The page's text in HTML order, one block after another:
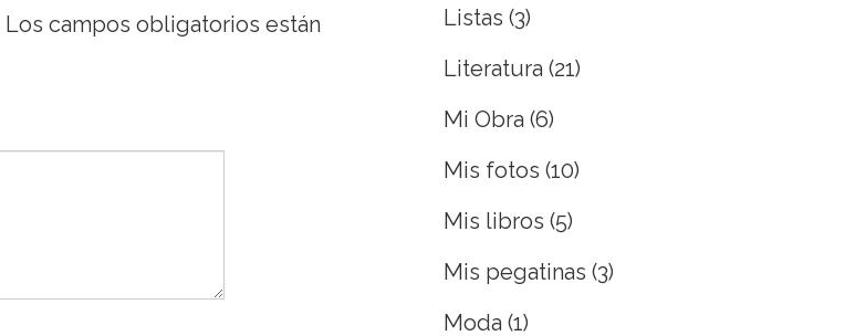
Los campos obligatorios están
Listas (3)
Literatura (21)
Mi Obra (6)
Mis fotos (10)
Mis libros (5)
Mis pegatinas (3)
Moda (1)